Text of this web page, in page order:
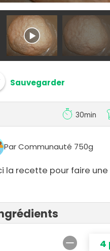
Sauvegarder
30min
Par Communauté 750g
la recette pour faire une
4